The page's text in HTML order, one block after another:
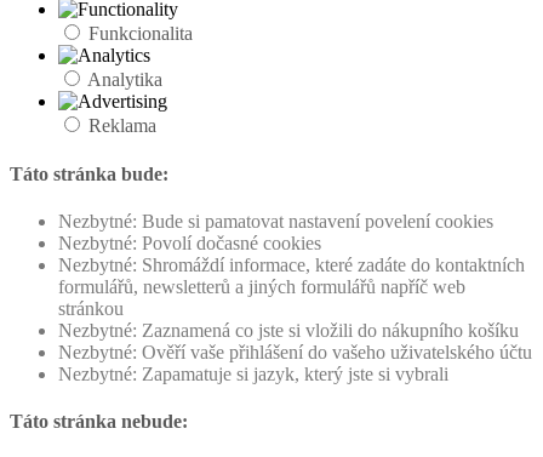
Funkcionalita
Analytika
Reklama
Táto stránka bude:
Nezbytné: Bude si pamatovat nastavení povelení cookies
Nezbytné: Povolí dočasné cookies
Nezbytné: Shromáždí informace, které zadáte do kontaktních
formulářů, newsletterů a jiných formulářů napříč web
stránkou
Nezbytné: Zaznamená co jste si vložili do nákupního košíku
Nezbytné: Ověří vaše přihlášení do vašeho uživatelského účtu
Nezbytné: Zapamatuje si jazyk, který jste si vybrali
Táto stránka nebude: